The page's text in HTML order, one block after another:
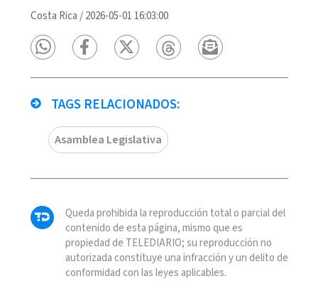
Costa Rica /2026-05-01 16:03:00
TAGS RELACIONADOS:
Asamblea Legislativa
Queda prohibida la reproducción total o parcial del
contenido de esta página, mismo que es
propiedad de TELEDIARIO; su reproducción no
autorizada constituye una infracción y un delito de
conformidad con las leyes aplicables.